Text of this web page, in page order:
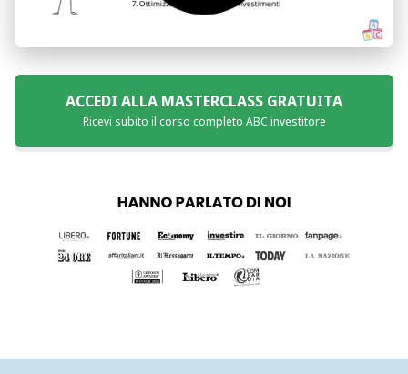
ACCEDI ALLA MASTERCLASS GRATUITA
Ricevi subito il corso completo ABC investitore